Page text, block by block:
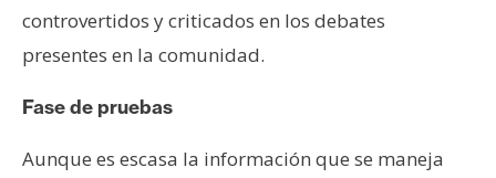
r
s
s
controvertidos y criticados en los debates
presentes en la comunidad.
Fase de pruebas
Aunque es escasa la información que se maneja